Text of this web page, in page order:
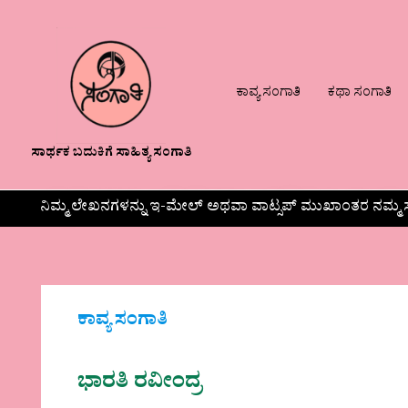
ಸಾರ್ಥಕ ಬದುಕಿಗೆ ಸಾಹಿತ್ಯ ಸಂಗಾತಿ
ಕಾವ್ಯ ಸಂಗಾತಿ ಕಥಾ ಸಂಗಾತಿ
ನಿಮ್ಮ ಲೇಖನಗಳನ್ನು ಇ-ಮೇಲ್ ಅಥವಾ ವಾಟ್ಸಪ್ ಮುಖಾಂತರ
ಕಾವ್ಯ ಸಂಗಾತಿ
ಭಾರತಿ ರವೀಂದ್ರ